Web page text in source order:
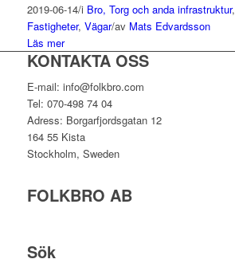
2019-06-14/i Bro, Torg och anda infrastruktur,
Fastigheter, Vägar/av Mats Edvardsson
Läs mer
KONTAKTA OSS
E-mail: info@folkbro.com
Tel: 070-498 74 04
Adress: Borgarfjordsgatan 12
164 55 Kista
Stockholm, Sweden
FOLKBRO AB
Sök